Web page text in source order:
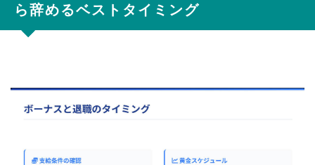
ら辞めるベストタイミング